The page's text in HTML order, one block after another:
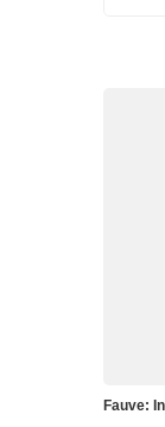
Fauve: